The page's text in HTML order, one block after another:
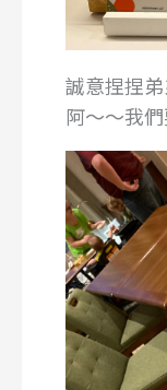
誠意捏捏
阿～～我